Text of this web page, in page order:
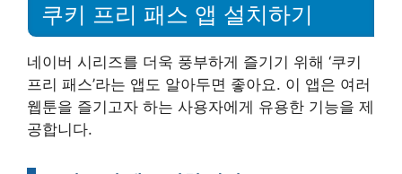
쿠키 프리 패스 앱 설치하기
네이버 시리즈를 더욱 풍부하게 즐기기 위해 ‘쿠키
프리 패스’라는 앱도 알아두면 좋아요. 이 앱은 여러
웹툰을 즐기고자 하는 사용자에게 유용한 기능을 제
공합니다.